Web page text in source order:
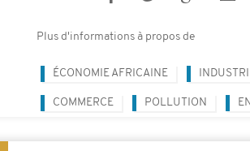
Plus d'informations à propos de
ÉCONOMIE AFRICAINE
COMMERCE POLLUTION